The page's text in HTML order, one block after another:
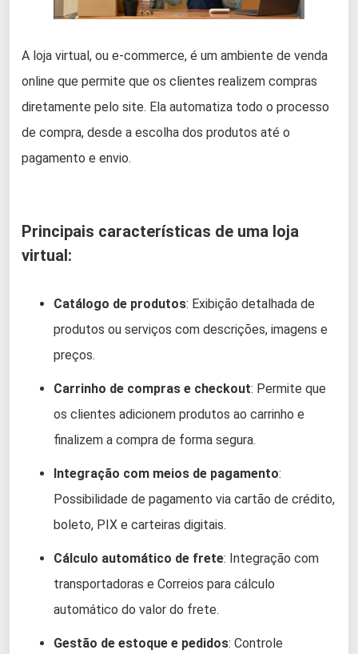
A loja virtual, ou e-commerce, é um ambiente de venda
online que permite que os clientes realizem compras
diretamente pelo site. Ela automatiza todo o processo
de compra, desde a escolha dos produtos até o
pagamento e envio.
Principais características de uma loja
virtual:
Catálogo de produtos: Exibição detalhada de
produtos ou serviços com descrições, imagens e
preços.
Carrinho de compras e checkout: Permite que
os clientes adicionem produtos ao carrinho e
finalizem a compra de forma segura.
Integração com meios de pagamento:
Possibilidade de pagamento via cartão de crédito,
boleto, PIX e carteiras digitais.
Cálculo automático de frete: Integração com
transportadoras e Correios para cálculo
automático do valor do frete.
Gestão de estoque e pedidos: Controle